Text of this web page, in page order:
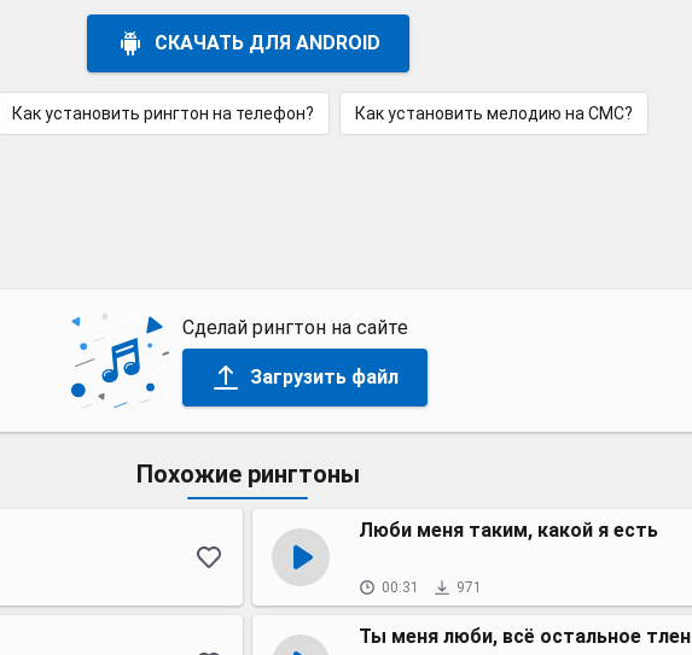
СКАЧАТЬ ДЛЯ ANDROID
Как установить рингтон на телефон? Как установить мелодию на СМС?
Сделай рингтон на сайте
Загрузить файл
Похожие рингтоны
Люби меня таким, какой я есть
00:31 971
Ты меня люби, всё остальное тлен